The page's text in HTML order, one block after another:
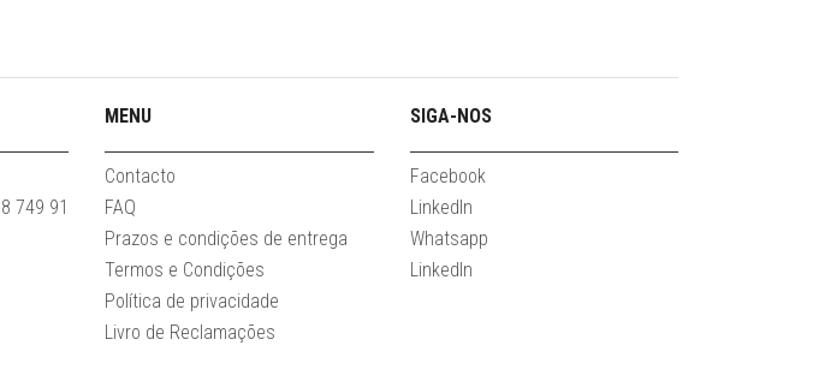
749 91
MENU
Contacto
FAQ
Prazos e condições de entrega
Termos e Condições
Política de privacidade
Livro de Reclamações
SIGA-NOS
Facebook
LinkedIn
Whatsapp
LinkedIn